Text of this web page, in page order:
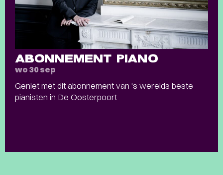
ABONNEMENT PIANO
wo 30 sep
Geniet met dit abonnement van 's werelds beste
pianisten in De Oosterpoort